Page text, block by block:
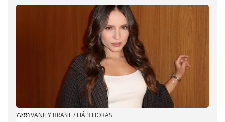
VANITY BRASIL/ HÁ 3 HORAS